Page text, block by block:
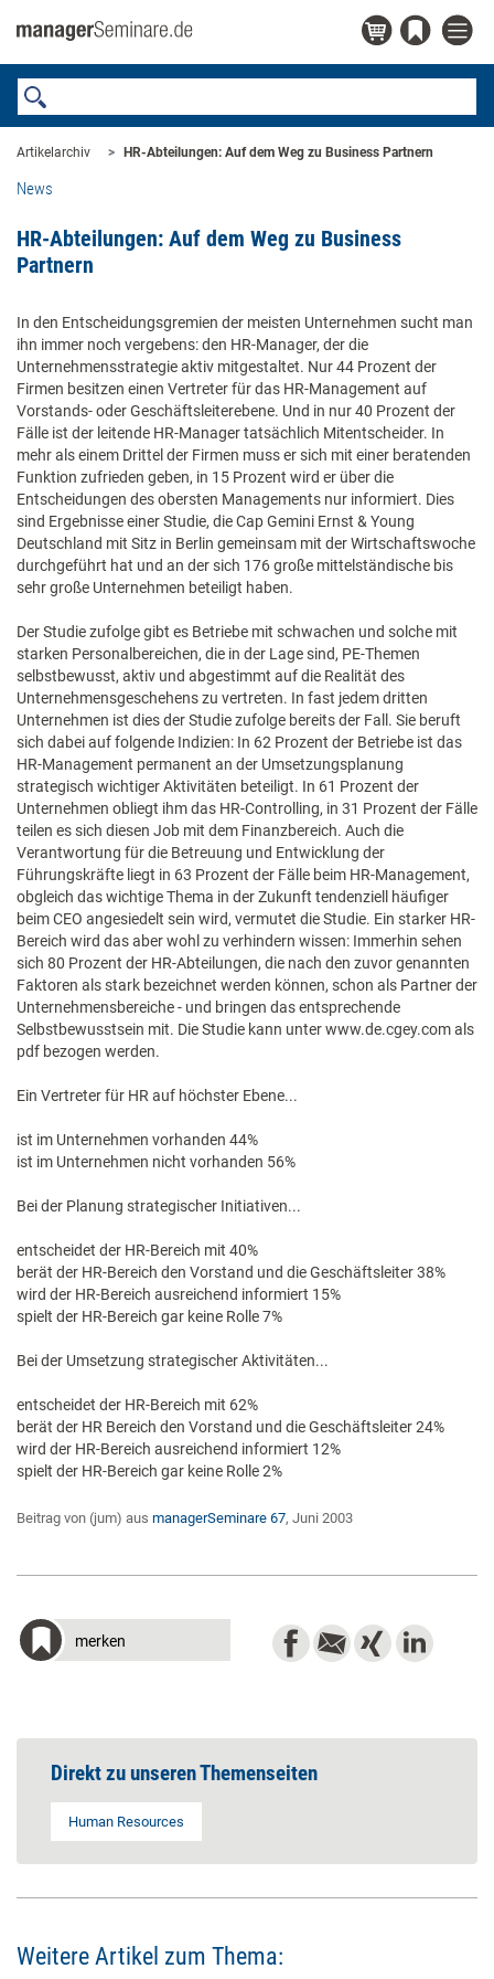
Artikelarchiv HR-Abteilungen: Auf dem Weg zu Business Partnern
News
HR-Abteilungen: Auf dem Weg zu Business
Partnern
In den Entscheidungsgremien der meisten Unternehmen sucht man
ihn immer noch vergebens: den HR-Manager, der die
Unternehmensstrategie aktiv mitgestaltet. Nur 44 Prozent der
Firmen besitzen einen Vertreter für das HR-Management auf
Vorstands- oder Geschäftsleiterebene. Und in nur 40 Prozent der
Fälle ist der leitende HR-Manager tatsächlich Mitentscheider. In
mehr als einem Drittel der Firmen muss er sich mit einer beratenden
Funktion zufrieden geben, in 15 Prozent wird er über die
Entscheidungen des obersten Managements nur informiert. Dies
sind Ergebnisse einer Studie, die Cap Gemini Ernst & Young
Deutschland mit Sitz in Berlin gemeinsam mit der Wirtschaftswoche
durchgeführt hat und an der sich 176 große mittelständische bis
sehr große Unternehmen beteiligt haben.
Der Studie zufolge gibt es Betriebe mit schwachen und solche mit
starken Personalbereichen, die in der Lage sind, PE-Themen
selbstbewusst, aktiv und abgestimmt auf die Realität des
Unternehmensgeschehens zu vertreten. In fast jedem dritten
Unternehmen ist dies der Studie zufolge bereits der Fall. Sie beruft
sich dabei auf folgende Indizien: In 62 Prozent der Betriebe ist das
HR-Management permanent an der Umsetzungsplanung
strategisch wichtiger Aktivitäten beteiligt. In 61 Prozent der
Unternehmen obliegt ihm das HR-Controlling, in 31 Prozent der Fälle
teilen es sich diesen Job mit dem Finanzbereich. Auch die
Verantwortung für die Betreuung und Entwicklung der
Führungskräfte liegt in 63 Prozent der Fälle beim HR-Management,
obgleich das wichtige Thema in der Zukunft tendenziell häufiger
beim CEO angesiedelt sein wird, vermutet die Studie. Ein starker HR-
Bereich wird das aber wohl zu verhindern wissen: Immerhin sehen
sich 80 Prozent der HR-Abteilungen, die nach den zuvor genannten
Faktoren als stark bezeichnet werden können, schon als Partner der
Unternehmensbereiche - und bringen das entsprechende
Selbstbewusstsein mit. Die Studie kann unter www.de.cgey.com als
pdf bezogen werden.
Ein Vertreter für HR auf höchster Ebene...
ist im Unternehmen vorhanden 44%
ist im Unternehmen nicht vorhanden 56%
Bei der Planung strategischer Initiativen...
entscheidet der HR-Bereich mit 40%
berät der HR-Bereich den Vorstand und die Geschäftsleiter 38%
wird der HR-Bereich ausreichend informiert 15%
spielt der HR-Bereich gar keine Rolle 7%
Bei der Umsetzung strategischer Aktivitäten...
entscheidet der HR-Bereich mit 62%
berät der HR Bereich den Vorstand und die Geschäftsleiter 24%
wird der HR-Bereich ausreichend informiert 12%
spielt der HR-Bereich gar keine Rolle 2%
Beitrag von (jum) aus managerSeminare 67, Juni 2003
merken
Direkt zu unseren Themenseiten
Human Resources
Weitere Artikel zum Thema: